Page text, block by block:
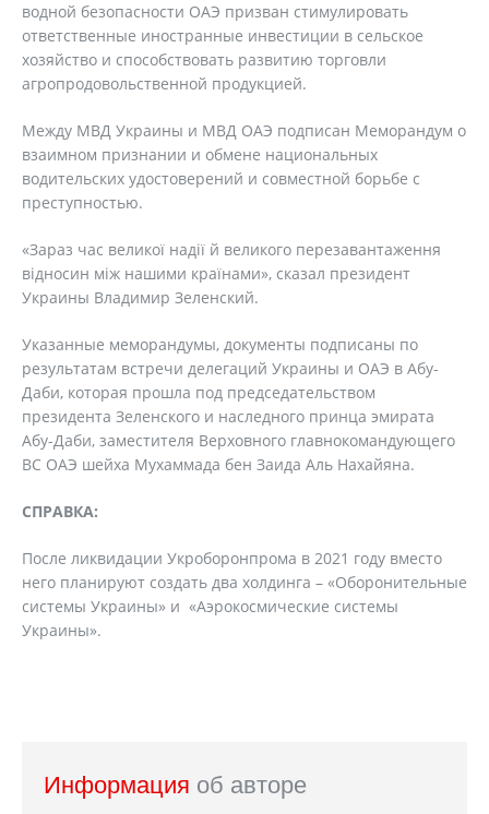
водной безопасности ОАЭ призван стимулировать
ответственные иностранные инвестиции в сельское
хозяйство и способствовать развитию торговли
агропродовольственной продукцией.
Между МВД Украины и МВД ОАЭ подписан Меморандум о
взаимном признании и обмене национальных
водительских удостоверений и совместной борьбе с
преступностью.
«Зараз час великої надії й великого перезавантаження
відносин між нашими країнами», сказал президент
Украины Владимир Зеленский.
Указанные меморандумы, документы подписаны по
результатам встречи делегаций Украины и ОАЭ в Абу-
Даби, которая прошла под председательством
президента Зеленского и наследного принца эмирата
Абу-Даби, заместителя Верховного главнокомандующего
ВС ОАЭ шейха Мухаммада бен Заида Аль Нахайяна.
СПРАВКА:
После ликвидации Укроборонпрома в 2021 году вместо
него планируют создать два холдинга – «Оборонительные
системы Украины» и «Аэрокосмические системы
Украины».
Информация об авторе